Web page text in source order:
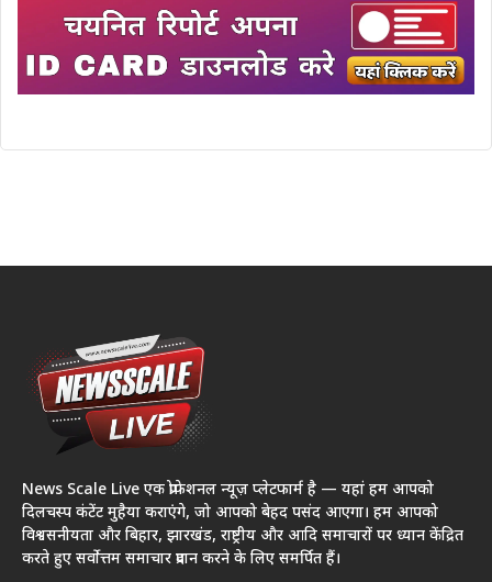
News Scale Live एक प्रोफेशनल न्यूज़ प्लेटफार्म है — यहां हम आपको
दिलचस्प कंटेंट मुहैया कराएंगे, जो आपको बेहद पसंद आएगा। हम आपको
विश्वसनीयता और बिहार, झारखंड, राष्ट्रीय और आदि समाचारों पर ध्यान केंद्रित
करते हुए सर्वोत्तम समाचार प्रदान करने के लिए समर्पित हैं।